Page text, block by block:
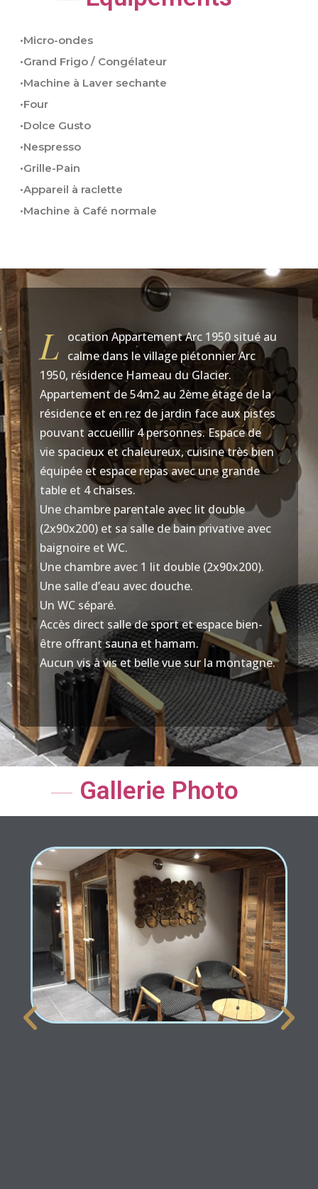
•Micro-ondes
•Grand Frigo / Congélateur
•Machine à Laver sechante
•Four
•Dolce Gusto
•Nespresso
•Grille-Pain
•Appareil à raclette
•Machine à Café normale
L ocation Appartement Arc 1950 situé au
calme dans le village piétonnier Arc
1950, résidence Hameau du Glacier.
Appartement de 54m2 au 2ème étage de la
résidence et en rez de jardin face aux pistes
pouvant accueillir 4 personnes. Espace de
vie spacieux et chaleureux, cuisine très bien
équipée et espace repas avec une grande
table et 4 chaises.
Une chambre parentale avec lit double
(2x90x200) et sa salle de bain privative avec
baignoire et WC.
Une chambre avec 1 lit double (2x90x200).
Une salle d’eau avec douche.
Un WC séparé.
Accès direct salle de sport et espace bien-
être offrant sauna et hamam.
Aucun vis à vis et belle vue sur la montagne.
Gallerie Photo